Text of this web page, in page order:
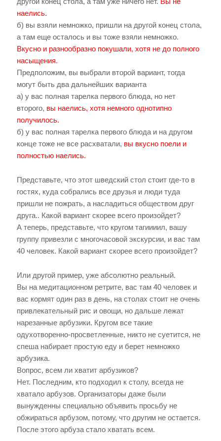
наелись.
б) вы взяли немножко, пришли на другой конец стола,
а там еще осталось и вы тоже взяли немножко.
Вкусно и разнообразно покушали, хотя не до полного
насыщения.
Предположим, вы выбрали второй вариант, тогда
могут быть два дальнейших варианта
а) у вас полная тарелка первого блюда, но нет
второго, вы наелись, хотя немного однотипно
получилось.
б) у вас полная тарелка первого блюда и на другом
конце тоже не все расхватали, вы вкусно поели и
полностью наелись.
Представьте, что этот шведский стол стоит где-то в
гостях, куда собрались все друзья и люди туда
пришли не пожрать, а насладиться обществом друг
друга.. Какой вариант скорее всего произойдет?
А теперь, представьте, что кругом тагиииил, вашу
группу привезли с многочасовой экскурсии, и вас там
40 человек. Какой вариант скорее всего произойдет?
Или другой пример, уже абсолютно реальный.
Вы на медитационном ретрите, вас там 40 человек и
вас кормят один раз в день, на столах стоит не очень
привлекательный рис и овощи, но дальше лежат
нарезанные арбузики. Кругом все такие
одухотворенно-просветленные, никто не суетится, не
спеша набирает простую еду и берет немножко
арбузика.
Вопрос, всем ли хватит арбузиков?
Нет. Последним, кто подходил к столу, всегда не
хватало арбузов. Организаторы даже были
вынужденны специально объявить просьбу не
обжираться арбузом, потому, что другим не остается.
После этого арбуза стало хватать всем.